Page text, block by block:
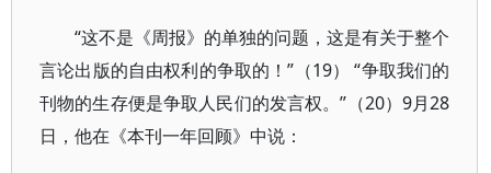
“这不是《周报》的单独的问题，这是有关于整个
言论出版的自由权利的争取的！”（19） “争取我们的
刊物的生存便是争取人民们的发言权。”（20）9月28
日，他在《本刊一年回顾》中说：